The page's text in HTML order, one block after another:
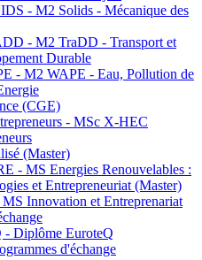
- M2 Solids - Mécanique des
- M2 TraDD - Transport et
Durable
- M2 WAPE - Eau, Pollution de
(CGE)
- MSc X-HEC
(Master)
- MS Energies Renouvelables :
et Entrepreneuriat (Master)
Innovation et Entreprenariat
- Diplôme EuroteQ
d'échange